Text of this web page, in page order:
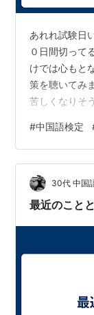
あれれ試験日
０日間切って
けでは心もと
策を聴いてみ
苦しくなりそ
付けて「睡眠
よ！｜ω☆）ｷ
かったので使
が、睡眠学習
た。😆 今から
#中国語検定
30代 中国
最近のこと